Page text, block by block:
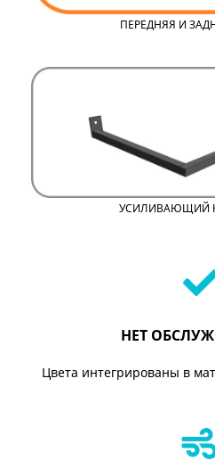
ПЕРЕДНЯЯ И
УСИЛИВАЮЩИЙ
НЕТ
Цвета интегрированы в